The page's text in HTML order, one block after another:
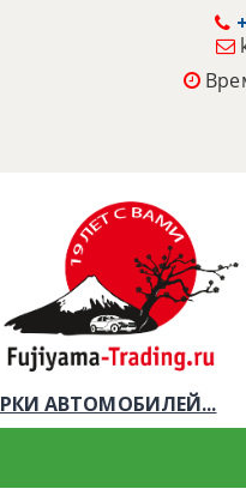
АВТОМОБИЛЕЙ...